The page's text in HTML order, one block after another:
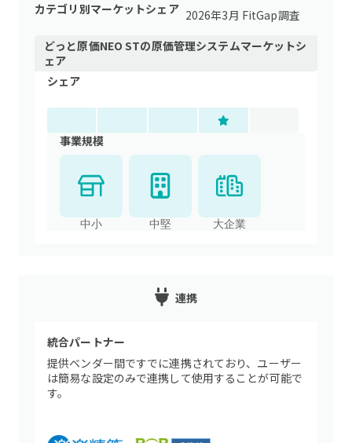
カテゴリ別マーケットシェア 2026年3月 FitGap調査
どっと原価NEO STの原価管理システムマーケットシ
ェア
シェア
事業規模
中小 中堅 大企業
連携
統合パートナー
提供ベンダー間ですでに連携されており、ユーザー
は簡易な設定のみで連携して使用することが可能で
す。